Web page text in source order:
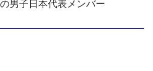
男子日本代表メンバー